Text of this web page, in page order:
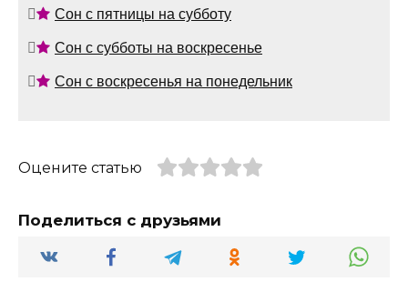
Сон с пятницы на субботу
Сон с субботы на воскресенье
Сон с воскресенья на понедельник
Оцените статью
Поделиться с друзьями